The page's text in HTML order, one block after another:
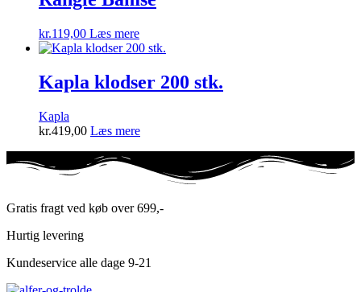
kr.119,00 Læs mere
Kapla klodser 200 stk.
Kapla
kr.419,00 Læs mere
Gratis fragt ved køb over 699,-
Hurtig levering
Kundeservice alle dage 9-21